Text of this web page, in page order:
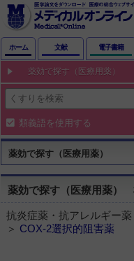
ホーム 文献 電子書籍
薬効で探す（医療用薬）
類義語を使用する
薬効で探す（医療用薬）
薬効で探す（医療用薬）
抗炎症薬・抗アレルギー薬
＞ COX-2選択的阻害薬